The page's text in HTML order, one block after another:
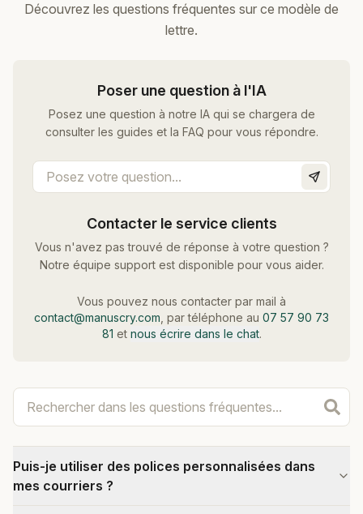
Découvrez les questions fréquentes sur ce modèle de
lettre.
Poser une question à l'IA
Posez une question à notre IA qui se chargera de
consulter les guides et la FAQ pour vous répondre.
Contacter le service clients
Vous n'avez pas trouvé de réponse à votre question ?
Notre équipe support est disponible pour vous aider.
Vous pouvez nous contacter par mail à
contact@manuscry.com , par téléphone au 07 57 90 73
81 et nous écrire dans le chat.
Puis-je utiliser des polices personnalisées dans
mes courriers ?